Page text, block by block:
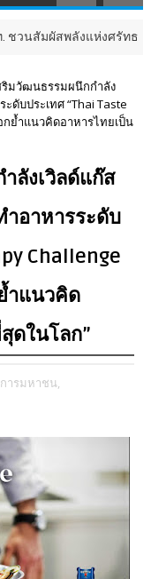
ห่งศรัทธา ร่วมงาน "ห่มผ้
ริมวัฒนธรรมผนึกกำลัง
ดับประเทศ “Thai Taste
กย้ำแนวคิดอาหารไทยเป็น
ลังเวิลด์แก๊ส
อาหารระดับ
Challenge
ำแนวคิด
ดในโลก”
ารมหาชน,